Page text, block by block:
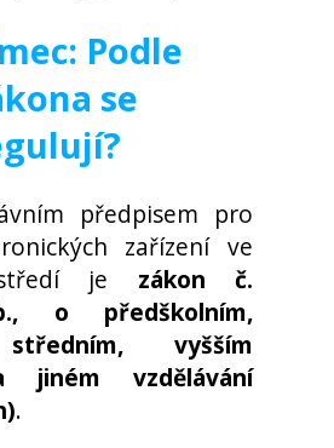
Podle
se
předpisem pro
zařízení ve
je zákon č.
o předškolním,
vyšším
jiném vzdělávání
.